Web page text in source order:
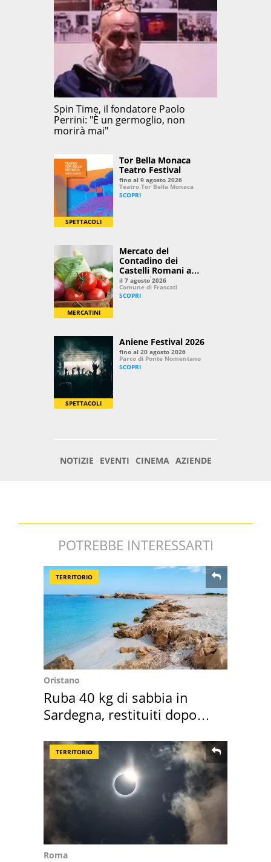
POTREBBE INTERESSARTI
TERRITORIO
Oristano
Ruba 40 kg di sabbia in
Sardegna, restituiti dopo
TERRITORIO
Roma